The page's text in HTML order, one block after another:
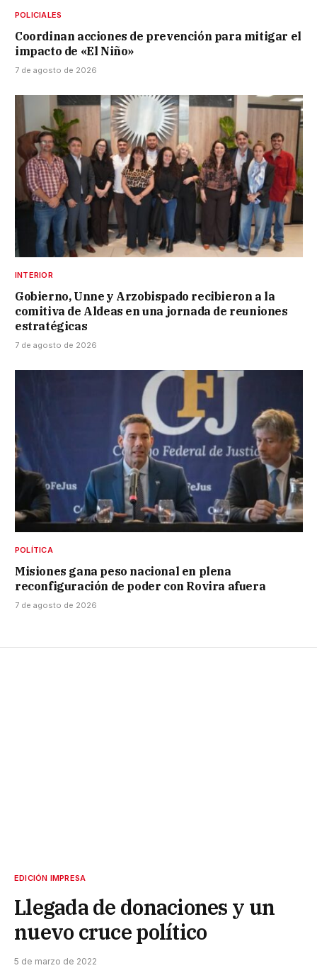
POLICIALES
Coordinan acciones de prevención para mitigar el
impacto de «El Niño»
7 de agosto de 2026
INTERIOR
Gobierno, Unne y Arzobispado recibieron a la
comitiva de Aldeas en una jornada de reuniones
estratégicas
7 de agosto de 2026
POLÍTICA
Misiones gana peso nacional en plena
reconfiguración de poder con Rovira afuera
7 de agosto de 2026
EDICIÓN IMPRESA
Llegada de donaciones y un
nuevo cruce político
5 de marzo de 2022